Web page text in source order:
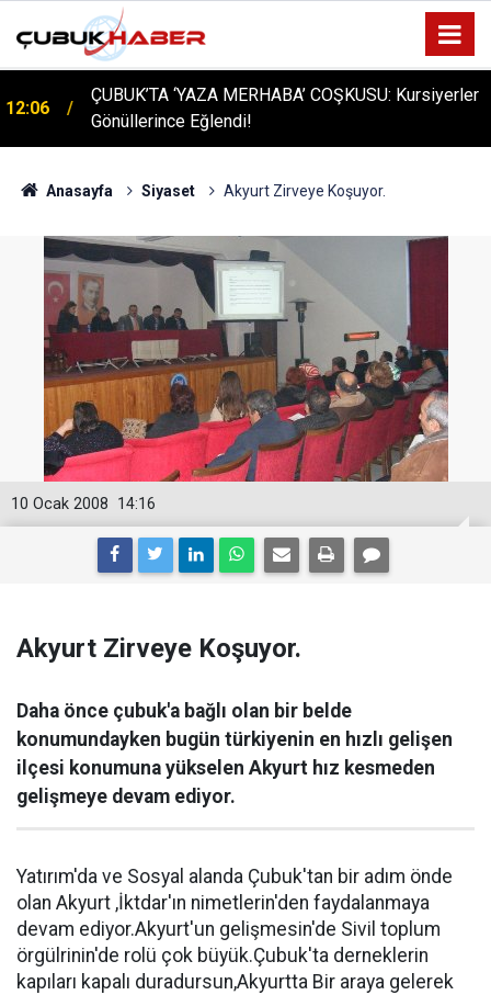
12:06
ÇUBUK’TA ‘YAZA MERHABA’ COŞKUSU: Kursiyerler
Gönüllerince Eğlendi!
Anasayfa Siyaset Akyurt Zirveye Koşuyor.
14:16
10 Ocak 2008
Akyurt Zirveye Koşuyor.
Daha önce çubuk'a bağlı olan bir belde
konumundayken bugün türkiyenin en hızlı gelişen
ilçesi konumuna yükselen Akyurt hız kesmeden
gelişmeye devam ediyor.
Yatırım'da ve Sosyal alanda Çubuk'tan bir adım önde
olan Akyurt ,İktdar'ın nimetlerin'den faydalanmaya
devam ediyor.Akyurt'un gelişmesin'de Sivil toplum
örgülrinin'de rolü çok büyük.Çubuk'ta derneklerin
kapıları kapalı duradursun,Akyurtta Bir araya gelerek